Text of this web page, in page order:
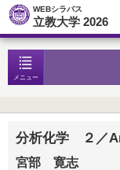
WEBシラバス
立教大学 2026
メニュー
分析化学 ２／
宮部 寛志